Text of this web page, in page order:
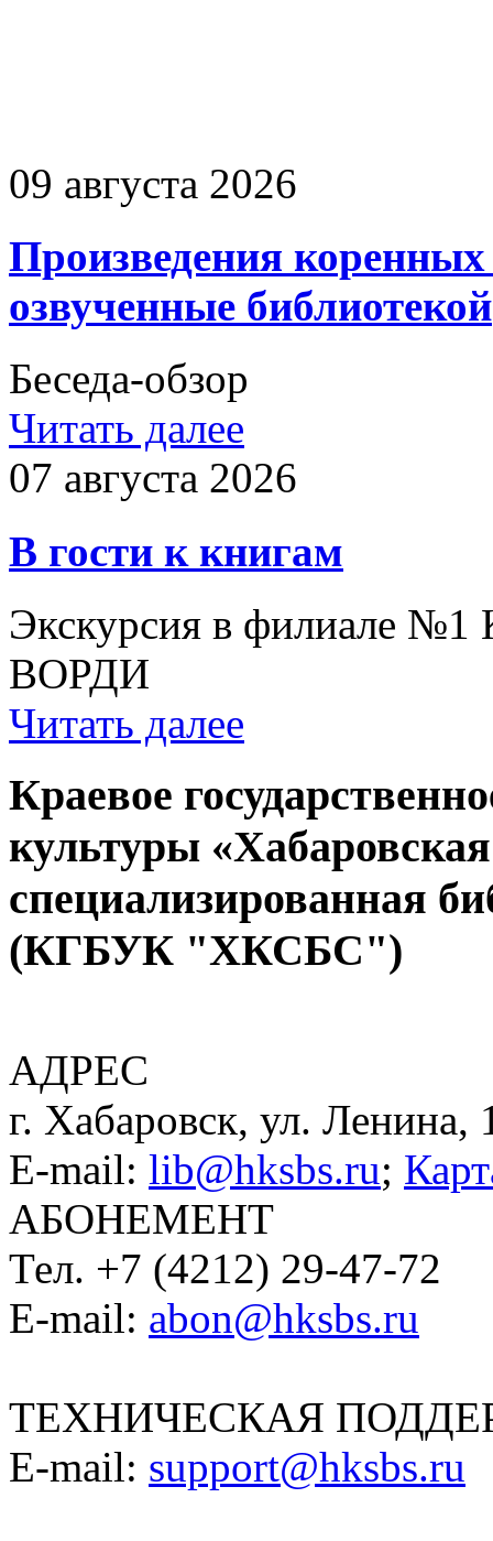
09 августа 2026
Произведения
озвученные библиотекой
Беседа-обзор
Читать далее
07 августа 2026
В гости к книгам
Экскурсия в филиале
ВОРДИ
Читать далее
Краевое
культуры
специализированная
(КГБУК "ХКСБС")
АДРЕС
г. Хабаровск, ул. Ленина,
E-mail: lib@hksbs.ru;
АБОНЕМЕНТ
Тел. +7 (4212) 29-47-72
E-mail: abon@hksbs.ru
ТЕХНИЧЕСКАЯ
E-mail: support@hksbs.ru